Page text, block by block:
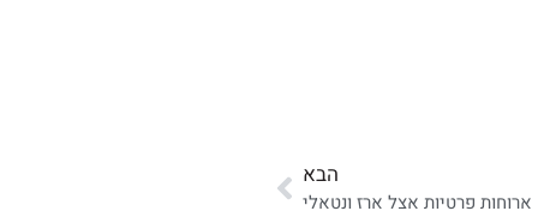
הבא
ארוחות פרטיות אצל ארז ונטאלי